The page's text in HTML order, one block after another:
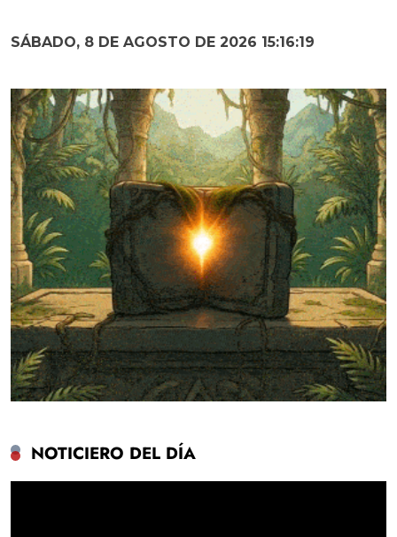
SÁBADO, 8 DE AGOSTO DE 2026 15:16:20
NOTICIERO DEL DÍA